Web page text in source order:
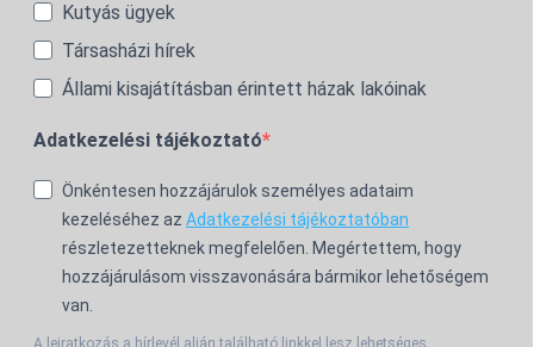
Kutyás ügyek
Társasházi hírek
Állami kisajátításban érintett házak lakóinak
Adatkezelési tájékoztató
Önkéntesen hozzájárulok személyes adataim
kezeléséhez az Adatkezelési tájékoztatóban
részletezetteknek megfelelően. Megértettem, hogy
hozzájárulásom visszavonására bármikor lehetőségem
van.
A leiratkozás a hírlevél alján található linkkel lesz lehetséges.